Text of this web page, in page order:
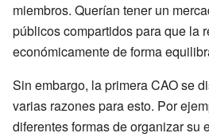
miembros. Querían tener un
públicos compartidos para que la
económicamente de forma
Sin embargo, la primera CAO se
varias razones para esto. Por
diferentes formas de organizar su